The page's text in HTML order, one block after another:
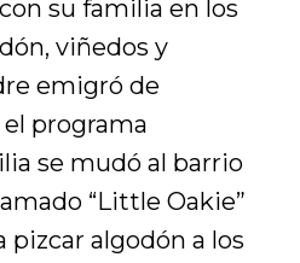
su familia en los
viñedos y
emigró de
programa
se mudó al barrio
“Little Oakie”
pizcar algodón a los